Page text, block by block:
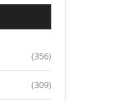
(356)
(309)